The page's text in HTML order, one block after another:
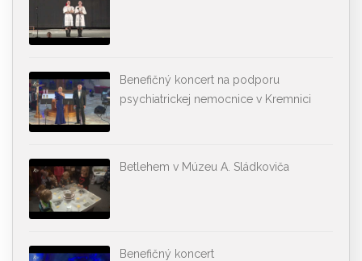
Benefičný koncert na podporu
psychiatrickej nemocnice v Kremnici
Betlehem v Múzeu A. Sládkoviča
Benefičný koncert